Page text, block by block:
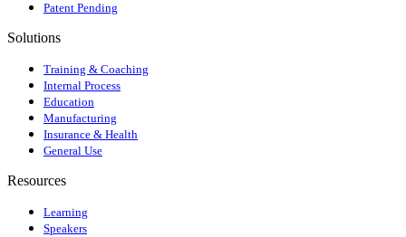
Patent Pending
Solutions
Training & Coaching
Internal Process
Education
Manufacturing
Insurance & Health
General Use
Resources
Learning
Speakers